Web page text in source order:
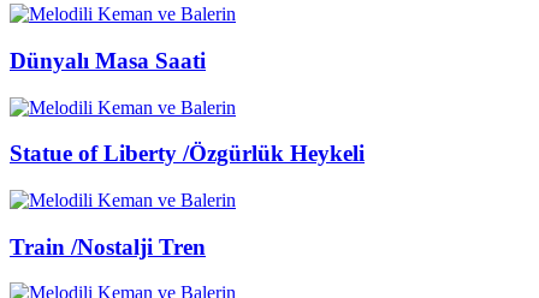
Dünyalı Masa Saati
Statue of Liberty /Özgürlük Heykeli
Train /Nostalji Tren